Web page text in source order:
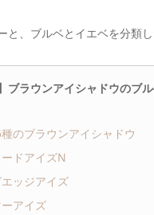
と、ブルベとイエベを分類
ブラウンアイシャドウのブ
のブラウンアイシャドウ
ードアイズN
エッジアイズ
ーアイズ